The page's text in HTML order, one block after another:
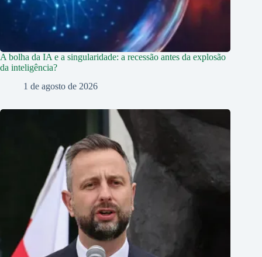
A bolha da IA e a singularidade: a recessão antes da explosão
da inteligência?
1 de agosto de 2026